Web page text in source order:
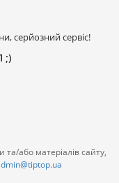
серйозний сервіс!
;)
або матеріалів сайту,